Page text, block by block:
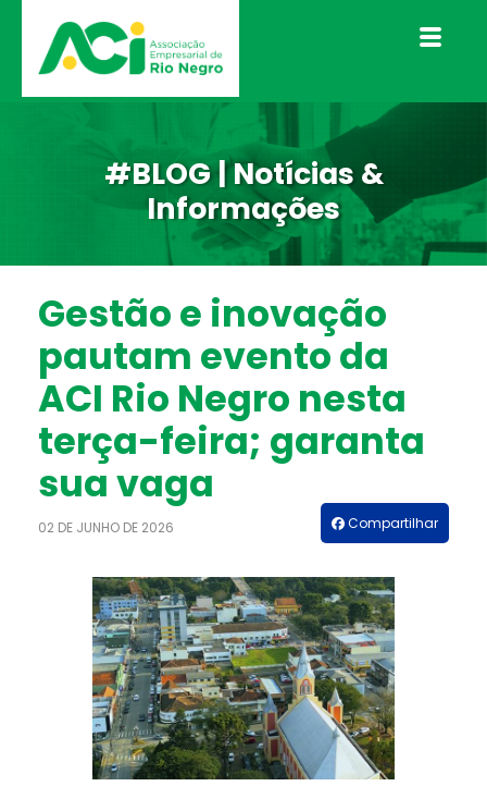
#BLOG | Notícias &
Informações
Gestão e inovação
pautam evento da
ACI Rio Negro nesta
terça-feira; garanta
sua vaga
02 DE JUNHO DE 2026 Compartilhar